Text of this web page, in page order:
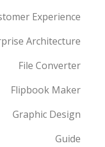
Experience
Architecture
File Converter
Flipbook Maker
Graphic Design
Guide